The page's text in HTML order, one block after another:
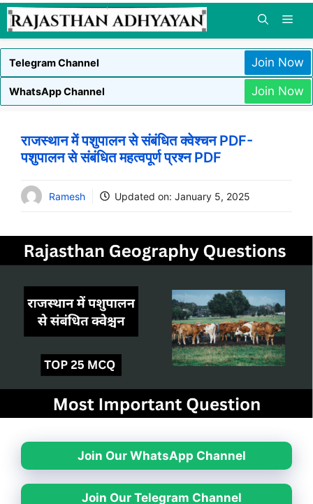
Skip
to
content
Telegram Channel Join Now
WhatsApp Channel Join Now
राजस्थान में पशुपालन से संबंधित क्वेश्चन PDF-
पशुपालन से संबंधित महत्वपूर्ण प्रश्न PDF
Ramesh Updated on: January 5, 2025
Join Our WhatsApp Channel
Join Our Telegram Channel